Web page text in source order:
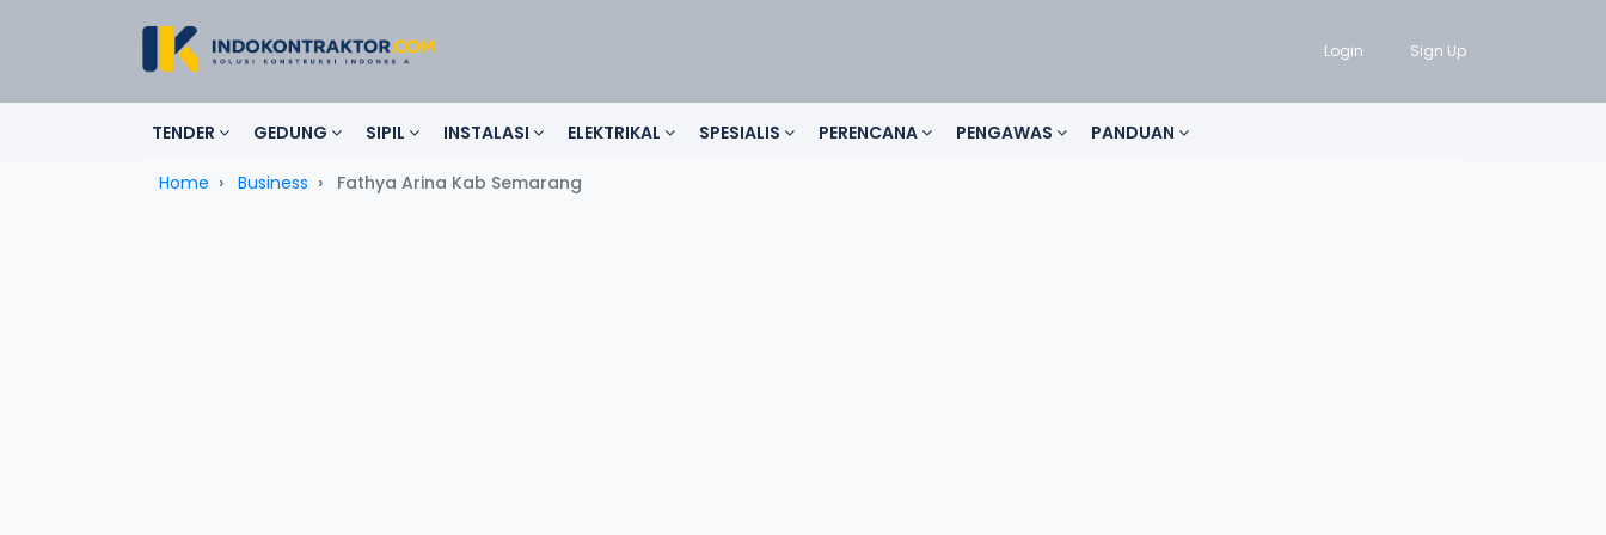
Login Sign Up
TENDER GEDUNG SIPIL INSTALASI ELEKTRIKAL SPESIALIS PERENCANA PENGAWAS PANDUAN
Home Business Fathya Arina Kab Semarang